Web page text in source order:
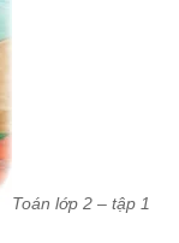
Toán lớp 2 – tập 1